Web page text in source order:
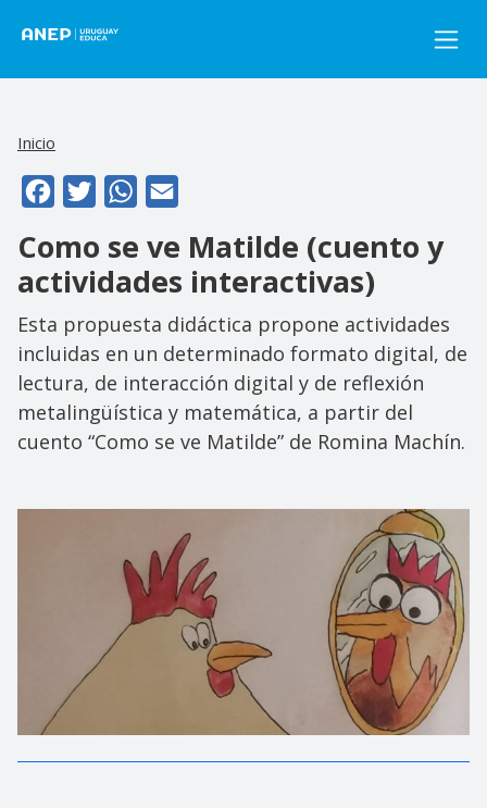
Inicio
FacebookTwitterWhatsApp
Como se ve Matilde (cuento y
actividades interactivas)
Esta propuesta didáctica propone actividades
incluidas en un determinado formato digital, de
lectura, de interacción digital y de reflexión
metalingüística y matemática, a partir del
cuento “Como se ve Matilde” de Romina Machín.